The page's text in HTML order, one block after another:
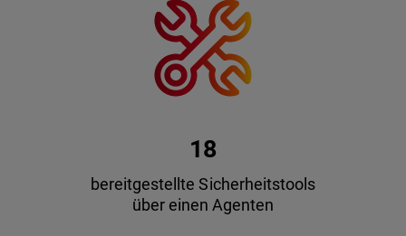
18
bereitgestellte Sicherheitstools
über einen Agenten